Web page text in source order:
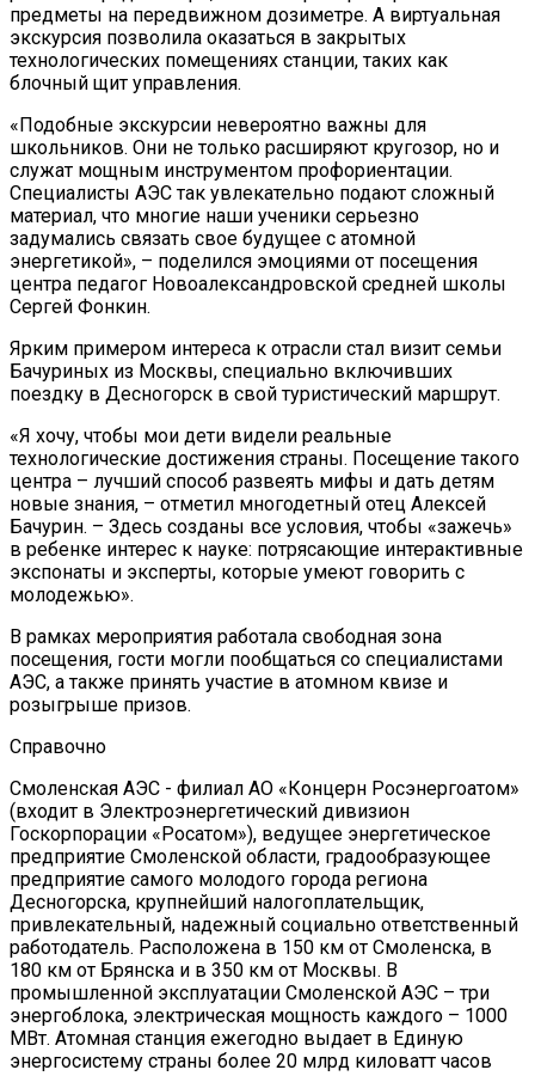
предметы на передвижном дозиметре. А виртуальная
экскурсия позволила оказаться в закрытых
технологических помещениях станции, таких как
блочный щит управления.
«Подобные экскурсии невероятно важны для
школьников. Они не только расширяют кругозор, но и
служат мощным инструментом профориентации.
Специалисты АЭС так увлекательно подают сложный
материал, что многие наши ученики серьезно
задумались связать свое будущее с атомной
энергетикой», – поделился эмоциями от посещения
центра педагог Новоалександровской средней школы
Сергей Фонкин.
Ярким примером интереса к отрасли стал визит семьи
Бачуриных из Москвы, специально включивших
поездку в Десногорск в свой туристический маршрут.
«Я хочу, чтобы мои дети видели реальные
технологические достижения страны. Посещение такого
центра – лучший способ развеять мифы и дать детям
новые знания, – отметил многодетный отец Алексей
Бачурин. – Здесь созданы все условия, чтобы «зажечь»
в ребенке интерес к науке: потрясающие интерактивные
экспонаты и эксперты, которые умеют говорить с
молодежью».
В рамках мероприятия работала свободная зона
посещения, гости могли пообщаться со специалистами
АЭС, а также принять участие в атомном квизе и
розыгрыше призов.
Справочно
Смоленская АЭС - филиал АО «Концерн Росэнергоатом»
(входит в Электроэнергетический дивизион
Госкорпорации «Росатом»), ведущее энергетическое
предприятие Смоленской области, градообразующее
предприятие самого молодого города региона
Десногорска, крупнейший налогоплательщик,
привлекательный, надежный социально ответственный
работодатель. Расположена в 150 км от Смоленска, в
180 км от Брянска и в 350 км от Москвы. В
промышленной эксплуатации Смоленской АЭС – три
энергоблока, электрическая мощность каждого – 1000
МВт. Атомная станция ежегодно выдает в Единую
энергосистему страны более 20 млрд киловатт часов